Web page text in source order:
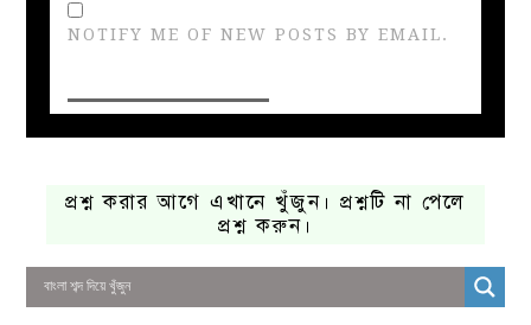
NOTIFY ME OF NEW POSTS BY EMAIL.
প্রশ্ন করার আগে এখানে খুঁজুন। প্রশ্নটি না পেলে
প্রশ্ন করুন।